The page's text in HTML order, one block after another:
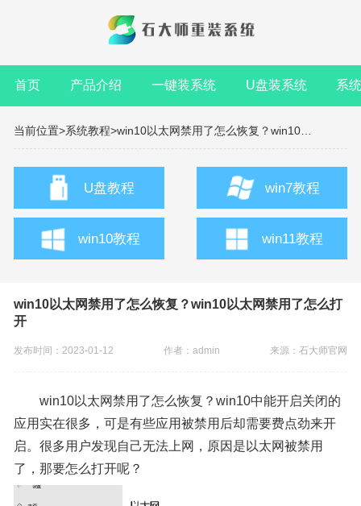
首页 产品介绍 一键装系统 U盘装系统 系
当前位置>系统教程> win10以太网禁用了怎么恢复？win10以太网禁用了怎么打开
U盘教程 win7教程
win10教程 win11教程
win10以太网禁用了怎么恢复？win10以太网禁用了怎么打
开
发布时间：2023-01-12 作者：admin 来源：石大师官网
win10以太网禁用了怎么恢复？win10中能开启关闭的
应用实在很多，可是有些应用被禁用后却需要费点劲来开
启。很多用户发现自己无法上网，原因是以太网被禁用
了，那要怎么打开呢？